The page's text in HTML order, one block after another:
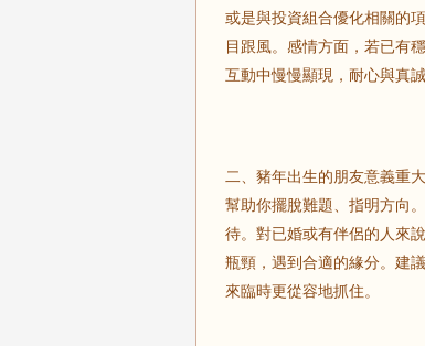
或是與投資組合優化相關的
目跟風。感情方面，若已有
互動中慢慢顯現，耐心與真誠
二、豬年出生的朋友意義重
幫助你擺脫難題、指明方向
待。對已婚或有伴侶的人來
瓶頸，遇到合適的緣分。建
來臨時更從容地抓住。